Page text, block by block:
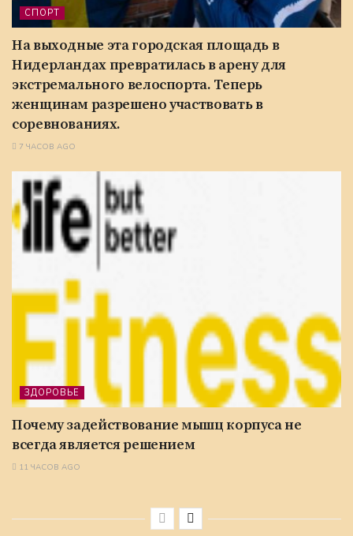
СПОРТ
На выходные эта городская площадь в
Нидерландах превратилась в арену для
экстремального велоспорта. Теперь
женщинам разрешено участвовать в
соревнованиях.
7 ЧАСОВ AGO
ЗДОРОВЬЕ
Почему задействование мышц корпуса не
всегда является решением
11 ЧАСОВ AGO